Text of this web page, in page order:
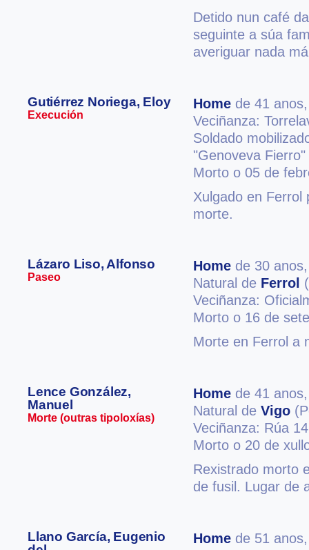
Detido nun café
seguinte a súa
averiguar nada
Gutiérrez Noriega, Eloy
Execución
Home de 41
Veciñanza:
Soldado
"Genoveva Fierro"
Morto o 05 de
Xulgado en Ferrol
morte.
Lázaro Liso, Alfonso
Paseo
Home de 30
Natural de Ferrol
Veciñanza:
Morto o 16 de
Morte en Ferrol a
Lence González,
Manuel
Morte (outras tipoloxías)
Home de 41
Natural de Vigo
Veciñanza: Rúa
Morto o 20 de
Rexistrado morto
de fusil. Lugar de
Llano García, Eugenio
Home de 51